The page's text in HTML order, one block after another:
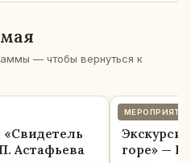
— чтобы вернуться к
Астафьева
31 мая · во
горе» —